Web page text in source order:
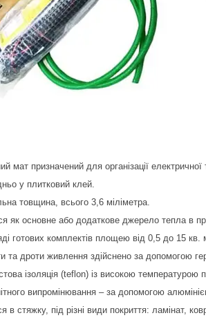
мат призначений для організації електричної
у плитковий клей.
товщина, всього 3,6 міліметра.
як основне або додаткове джерело тепла в
готових комплектів площею від 0,5 до 15 кв.
та дроти живлення здійснено за допомогою
ізоляція (teflon) із високою температурою
випромінювання – за допомогою
стяжку, під різні види покриття: ламінат,